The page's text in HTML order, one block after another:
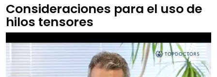
Consideraciones para el uso de
hilos tensores